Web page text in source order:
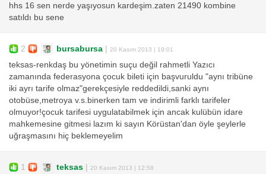
hhs 16 sen nerde yaşıyosun kardeşim.zaten 21490 kombine
satıldı bu sene
2 bursabursa | 20 Kasım 2013 | 19:01
teksas-renkdaş bu yönetimin suçu değil rahmetli Yazıcı
zamanında federasyona çocuk bileti için başvuruldu "aynı tribüne
iki ayrı tarife olmaz"gerekçesiyle reddedildi,sanki aynı
otobüse,metroya v.s.binerken tam ve indirimli farklı tarifeler
olmuyor!çocuk tarifesi uygulatabilmek için ancak kulübün idare
mahkemesine gitmesi lazım ki sayın Körüstan'dan öyle şeylerle
uğraşmasını hiç beklemeyelim
1 teksas | 20 Kasım 2013 | 12:58